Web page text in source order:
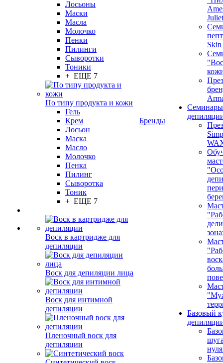
Лосьоны
Маски
Масла
Молочко
Пенки
Пилинги
Сыворотки
Тоники
+ ЕЩЕ 7
По типу продукта и кожи
Гель
Крем
Лосьон
Маска
Масло
Молочко
Пенка
Пилинг
Сыворотка
Тоник
+ ЕЩЕ 7
Воск в картридже для
депиляции
Воск для депиляции лица
Воск для интимной
депиляции
Пленочный воск для
депиляции
Бренды
Базовый